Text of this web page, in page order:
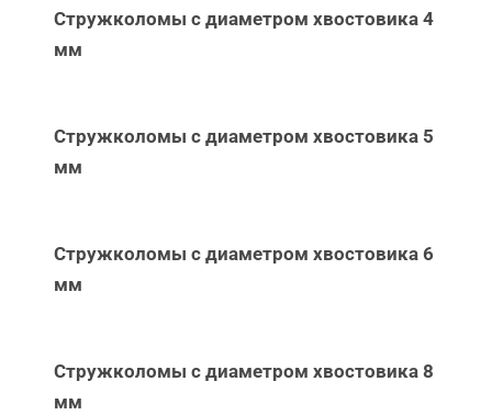
Стружколомы с диаметром хвостовика 4
мм
Стружколомы с диаметром хвостовика 5
мм
Стружколомы с диаметром хвостовика 6
мм
Стружколомы с диаметром хвостовика 8
мм